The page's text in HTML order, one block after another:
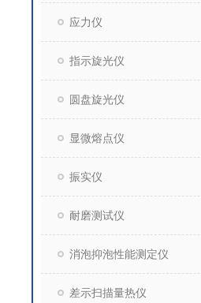
应力仪
指示旋光仪
圆盘旋光仪
显微熔点仪
振实仪
耐磨测试仪
消泡抑泡性能测定仪
差示扫描量热仪